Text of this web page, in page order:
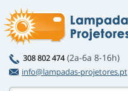
308 802 474 (2a-6a 8-16h)
info@lampadas-projetores.pt